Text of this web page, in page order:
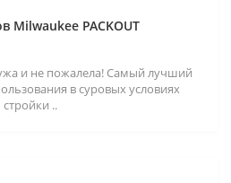
Milwaukee PACKOUT
и не пожалела! Самый лучший
в суровых условиях
стройки ..